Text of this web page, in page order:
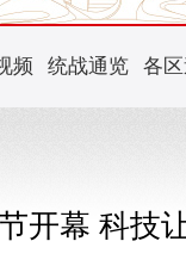
频 统战通览 各
开幕 科技